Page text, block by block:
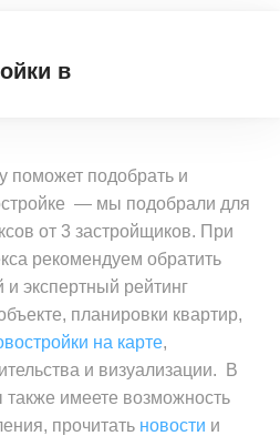
в
поможет подобрать и
— мы подобрали для
от 3 застройщиков. При
рекомендуем обратить
экспертный рейтинг
планировки квартир,
на карте,
и визуализации. В
также имеете возможность
прочитать новости и